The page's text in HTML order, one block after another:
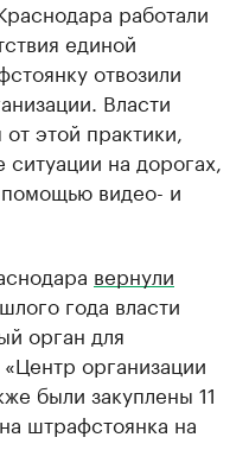
работали
единой
отвозили
Власти
этой практики,
на дорогах,
видео- и
вернули
года власти
орган для
организации
были закуплены 11
штрафстоянка на